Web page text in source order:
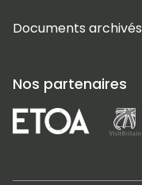
Documents archivés
Nos partenaires